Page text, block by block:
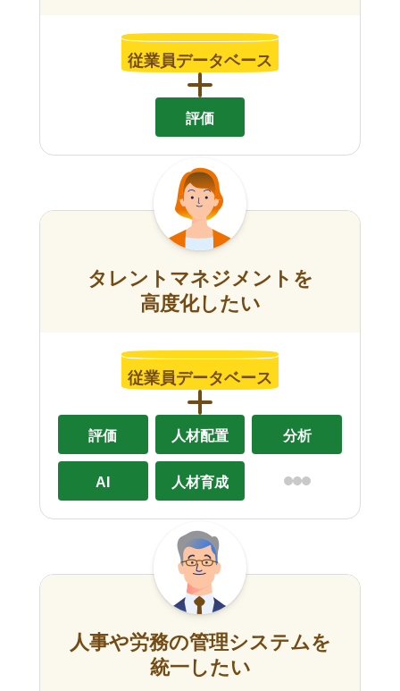
従業員データベース
評価
タレントマネジメントを
高度化したい
従業員データベース
評価 人材配置 分析
AI 人材育成
人事や労務の管理システムを
統一したい